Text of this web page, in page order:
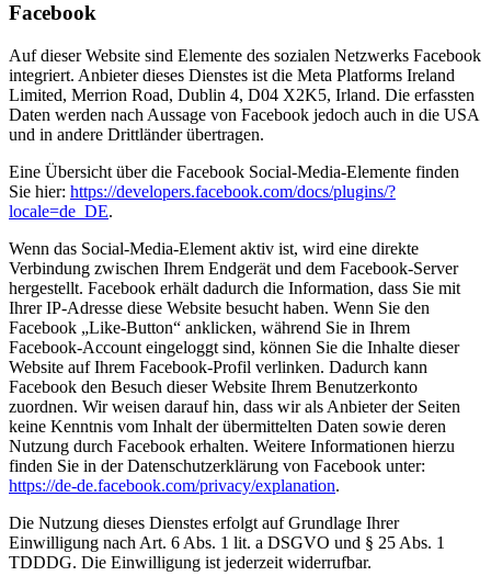
Facebook
Auf dieser Website sind Elemente des sozialen Netzwerks Facebook
integriert. Anbieter dieses Dienstes ist die Meta Platforms Ireland
Limited, Merrion Road, Dublin 4, D04 X2K5, Irland. Die erfassten
Daten werden nach Aussage von Facebook jedoch auch in die USA
und in andere Drittländer übertragen.
Eine Übersicht über die Facebook Social-Media-Elemente finden
Sie hier: https://developers.facebook.com/docs/plugins/?
locale=de_DE.
Wenn das Social-Media-Element aktiv ist, wird eine direkte
Verbindung zwischen Ihrem Endgerät und dem Facebook-Server
hergestellt. Facebook erhält dadurch die Information, dass Sie mit
Ihrer IP-Adresse diese Website besucht haben. Wenn Sie den
Facebook „Like-Button“ anklicken, während Sie in Ihrem
Facebook-Account eingeloggt sind, können Sie die Inhalte dieser
Website auf Ihrem Facebook-Profil verlinken. Dadurch kann
Facebook den Besuch dieser Website Ihrem Benutzerkonto
zuordnen. Wir weisen darauf hin, dass wir als Anbieter der Seiten
keine Kenntnis vom Inhalt der übermittelten Daten sowie deren
Nutzung durch Facebook erhalten. Weitere Informationen hierzu
finden Sie in der Datenschutzerklärung von Facebook unter:
https://de-de.facebook.com/privacy/explanation.
Die Nutzung dieses Dienstes erfolgt auf Grundlage Ihrer
Einwilligung nach Art. 6 Abs. 1 lit. a DSGVO und § 25 Abs. 1
TDDDG. Die Einwilligung ist jederzeit widerrufbar.